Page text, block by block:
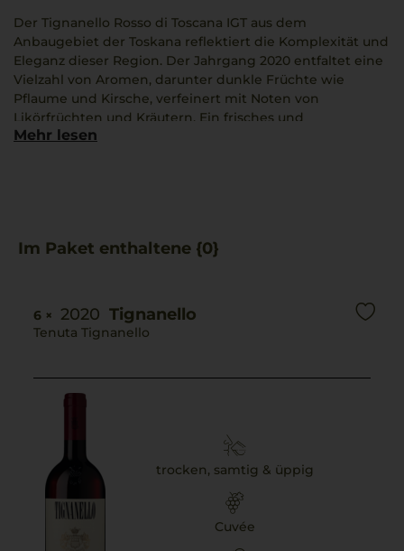
Der Tignanello Rosso di Toscana IGT aus dem
Anbaugebiet der Toskana reflektiert die Komplexität und
Eleganz dieser Region. Der Jahrgang 2020 entfaltet eine
Vielzahl von Aromen, darunter dunkle Früchte wie
Pflaume und Kirsche, verfeinert mit Noten von
Likörfrüchten und Kräutern. Ein frisches und
ausgewogenes Finale wird durch Anklänge von Minze
Kombination mit klassischen Gerichten wie Bistecca alla
Mehr lesen
Im Paket enthaltene {0}
6 × 2020 Tignanello
Tenuta Tignanello
trocken, samtig & üppig
Cuvée